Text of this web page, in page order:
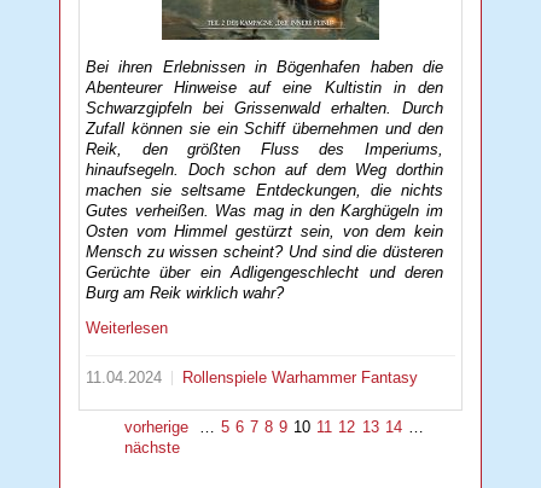
Bei ihren Erlebnissen in Bögenhafen haben die
Abenteurer Hinweise auf eine Kultistin in den
Schwarzgipfeln bei Grissenwald erhalten. Durch
Zufall können sie ein Schiff übernehmen und den
Reik, den größten Fluss des Imperiums,
hinaufsegeln. Doch schon auf dem Weg dorthin
machen sie seltsame Entdeckungen, die nichts
Gutes verheißen. Was mag in den Karghügeln im
Osten vom Himmel gestürzt sein, von dem kein
Mensch zu wissen scheint? Und sind die düsteren
Gerüchte über ein Adligengeschlecht und deren
Burg am Reik wirklich wahr?
Weiterlesen
11.04.2024 RollenspieleWarhammer Fantasy
vorherige 5 6 7 8 9 10 11 12 13 14
nächste